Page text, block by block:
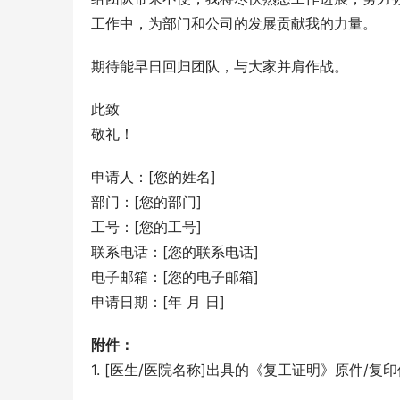
工作中，为部门和公司的发展贡献我的力量。
期待能早日回归团队，与大家并肩作战。
此致
敬礼！
申请人：[您的姓名]
部门：[您的部门]
工号：[您的工号]
联系电话：[您的联系电话]
电子邮箱：[您的电子邮箱]
申请日期：[年 月 日]
附件：
1. [医生/医院名称]出具的《复工证明》原件/复